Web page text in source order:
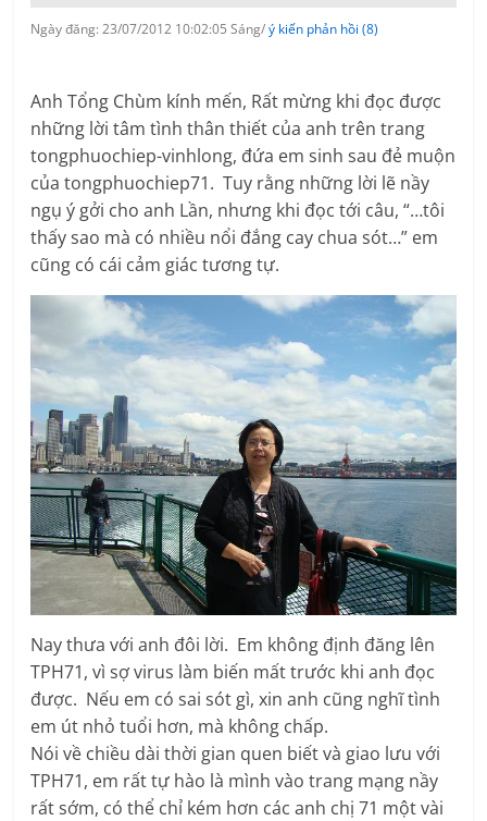
Ngày đăng: 23/07/2012 10:02:05 Sáng/ý kiến phản hồi (8)
Anh Tổng Chùm kính mến, Rất mừng khi đọc được
những lời tâm tình thân thiết của anh trên trang
tongphuochiep-vinhlong, đứa em sinh sau đẻ muộn
của tongphuochiep71. Tuy rằng những lời lẽ nầy
ngụ ý gởi cho anh Lần, nhưng khi đọc tới câu, “…tôi
thấy sao mà có nhiều nổi đắng cay chua sót…” em
cũng có cái cảm giác tương tự.
Nay thưa với anh đôi lời. Em không định đăng lên
TPH71, vì sợ virus làm biến mất trước khi anh đọc
được. Nếu em có sai sót gì, xin anh cũng nghĩ tình
em út nhỏ tuổi hơn, mà không chấp.
Nói về chiều dài thời gian quen biết và giao lưu với
TPH71, em rất tự hào là mình vào trang mạng nầy
rất sớm, có thể chỉ kém hơn các anh chị 71 một vài